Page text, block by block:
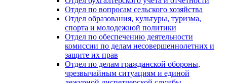
Отдел по вопросам сельского хозяйства
Отдел образования, культуры, туризма,
спорта и молодежной политики
Отдел по обеспечению деятельности
комиссии по делам несовершеннолетних и
защите их прав
Отдел по делам гражданской обороны,
чрезвычайным ситуациям и единой